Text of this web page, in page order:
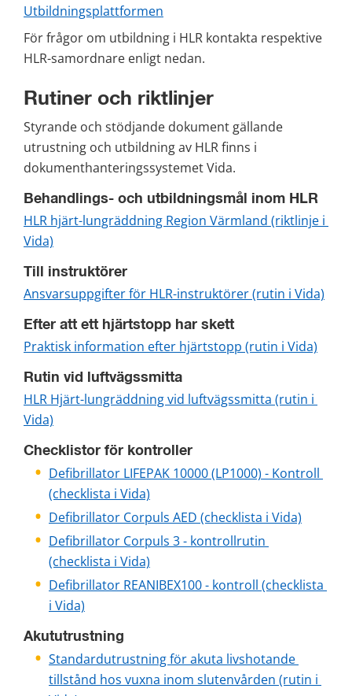
Utbildningsplattformen
För frågor om utbildning i HLR kontakta respektive
HLR-samordnare enligt nedan.
Rutiner och riktlinjer
Styrande och stödjande dokument gällande
utrustning och utbildning av HLR finns i
dokumenthanteringssystemet Vida.
Behandlings- och utbildningsmål inom HLR
HLR hjärt-lungräddning Region Värmland (riktlinje i
Vida)
Till instruktörer
Ansvarsuppgifter för HLR-instruktörer (rutin i Vida)
Efter att ett hjärtstopp har skett
Praktisk information efter hjärtstopp (rutin i Vida)
Rutin vid luftvägssmitta
HLR Hjärt-lungräddning vid luftvägssmitta (rutin i
Vida)
Checklistor för kontroller
Defibrillator LIFEPAK 10000 (LP1000) - Kontroll
(checklista i Vida)
Defibrillator Corpuls AED (checklista i Vida)
Defibrillator Corpuls 3 - kontrollrutin
(checklista i Vida)
Defibrillator REANIBEX100 - kontroll (checklista
i Vida)
Akututrustning
Standardutrustning för akuta livshotande
tillstånd hos vuxna inom slutenvården (rutin i